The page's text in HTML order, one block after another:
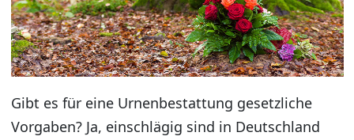
Gibt es für eine Urnenbestattung gesetzliche
Vorgaben? Ja, einschlägig sind in Deutschland